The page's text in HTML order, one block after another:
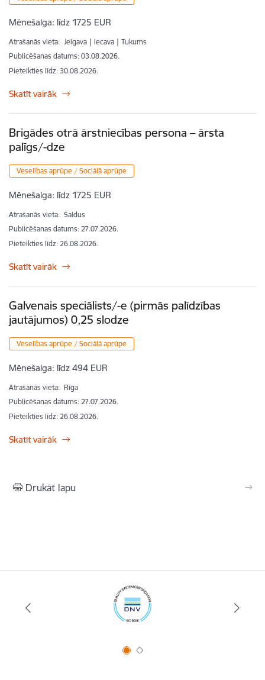
Mēnešalga: līdz 1725 EUR
Atrašanās vieta: Jelgava | Iecava | Tukums
Publicēšanas datums: 03.08.2026.
Pieteikties līdz: 30.08.2026.
Skatīt vairāk
Brigādes otrā ārstniecības persona – ārsta
palīgs/-dze
Veselības aprūpe / Sociālā aprūpe
Mēnešalga: līdz 1725 EUR
Atrašanās vieta: Saldus
Publicēšanas datums: 27.07.2026.
Pieteikties līdz: 26.08.2026.
Skatīt vairāk
Galvenais speciālists/-e (pirmās palīdzības
jautājumos) 0,25 slodze
Veselības aprūpe / Sociālā aprūpe
Mēnešalga: līdz 494 EUR
Atrašanās vieta: Rīga
Publicēšanas datums: 27.07.2026.
Pieteikties līdz: 26.08.2026.
Skatīt vairāk
Drukāt lapu